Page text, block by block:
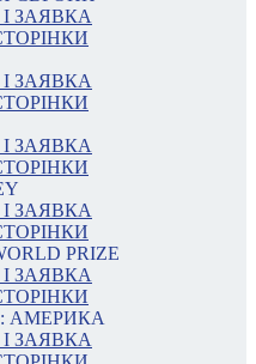
ЗАЯВКА
ЗАЯВКА
ЗАЯВКА
ЗАЯВКА
PRIZE
ЗАЯВКА
АМЕРИКА
ЗАЯВКА